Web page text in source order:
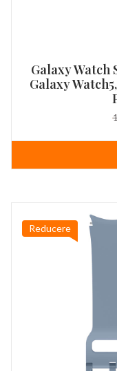
Galaxy Watch
Galaxy
Reducere